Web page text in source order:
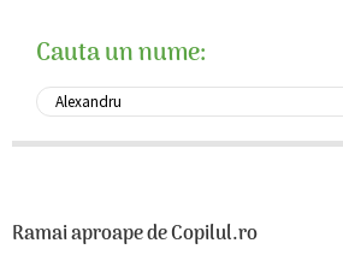
Cauta un nume:
Ramai aproape de Copilul.ro